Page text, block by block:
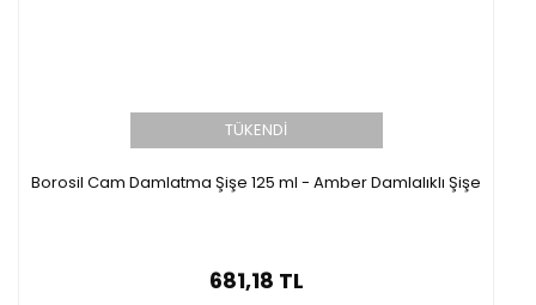
TÜKENDİ
Borosil Cam Damlatma Şişe 125 ml - Amber Damlalıklı Şişe
681,18 TL